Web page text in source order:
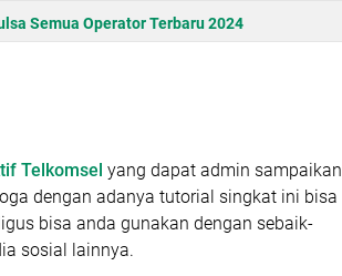
Semua Operator Terbaru 2024
Telkomsel yang dapat admin sampaikan
dengan adanya tutorial singkat ini bisa
bisa anda gunakan dengan sebaik-
sosial lainnya.